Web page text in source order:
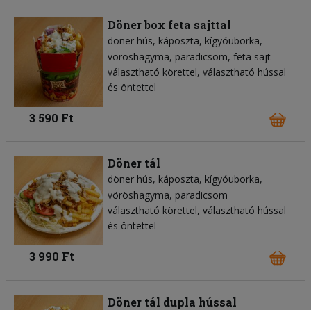
Döner box feta sajttal
döner hús káposzta kígyóuborka
vöröshagyma paradicsom feta sajt
választható körettel, választható hússal
és öntettel
3 590 Ft
Döner tál
döner hús káposzta kígyóuborka
vöröshagyma paradicsom
választható körettel, választható hússal
és öntettel
3 990 Ft
Döner tál dupla hússal